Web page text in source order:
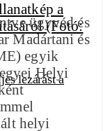
lezárást a
ügyvéd és
Madártani és
egyik
Helyi
helyi